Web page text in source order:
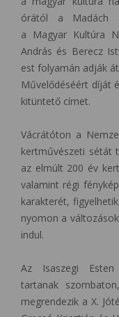
órától a Madách
a Magyar Kultúra
András és Berecz
est folyamán adják
Művelődéséért díját
kitüntető címet.
Vácrátóton a
kertművészeti sétát
az elmúlt 200 év
valamint régi
karakterét,
nyomon a
indul.
Az Isaszegi Esten
tartanak
megrendezik a X.